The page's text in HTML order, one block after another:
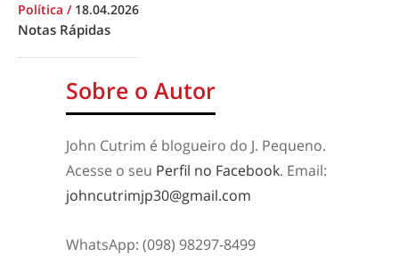
Política / 18.04.2026
Notas Rápidas
Sobre o Autor
John Cutrim é blogueiro do J. Pequeno.
Acesse o seu Perfil no Facebook. Email:
johncutrimjp30@gmail.com
WhatsApp: (098) 98297-8499